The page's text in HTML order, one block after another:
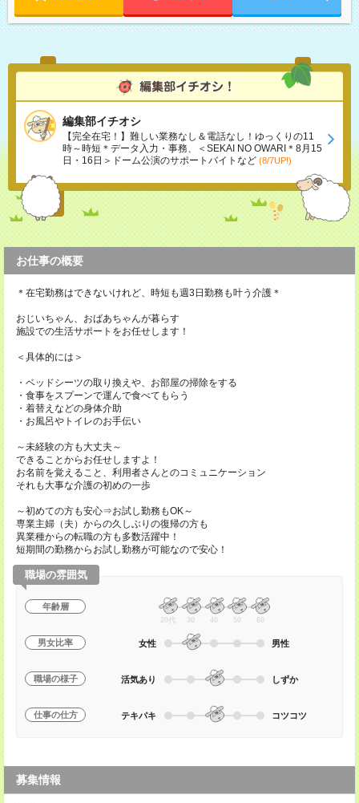
編集部イチオシ
【完全在宅！】難しい業務なし＆電話なし！ゆっくりの11
時～時短＊データ入力・事務、＜SEKAI NO OWARI＊8月15
日・16日＞ドーム公演のサポートバイトなど (8/7UP!)
お仕事の概要
＊在宅勤務はできないけれど、時短も週3日勤務も叶う介護＊
おじいちゃん、おばあちゃんが暮らす
施設での生活サポートをお任せします！
＜具体的には＞
・ベッドシーツの取り換えや、お部屋の掃除をする
・食事をスプーンで運んで食べてもらう
・着替えなどの身体介助
・お風呂やトイレのお手伝い
～未経験の方も大丈夫～
できることからお任せしますよ！
お名前を覚えること、利用者さんとのコミュニケーション
それも大事な介護の初めの一歩
～初めての方も安心⇒お試し勤務もOK～
専業主婦（夫）からの久しぶりの復帰の方も
異業種からの転職の方も多数活躍中！
短期間の勤務からお試し勤務が可能なので安心！
職場の雰囲気
年齢層
20代 30 40 50 60
男女比率 女性 男性
職場の様子 活気あり しずか
仕事の仕方 テキパキ コツコツ
募集情報